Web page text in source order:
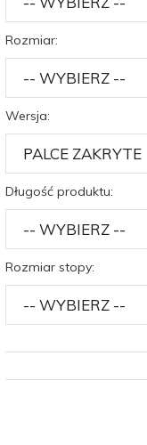
Rozmiar:
Wersja:
Długość produktu:
Rozmiar stopy: